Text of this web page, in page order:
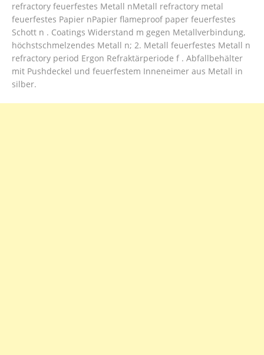
refractory feuerfestes Metall nMetall refractory metal
feuerfestes Papier nPapier flameproof paper feuerfestes
Schott n . Coatings Widerstand m gegen Metallverbindung,
höchstschmelzendes Metall n; 2. Metall feuerfestes Metall n
refractory period Ergon Refraktärperiode f . Abfallbehälter
mit Pushdeckel und feuerfestem Inneneimer aus Metall in
silber.